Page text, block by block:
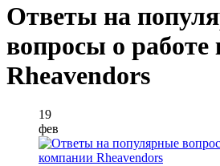
Ответы на
вопросы о
Rheavendors
19
фев